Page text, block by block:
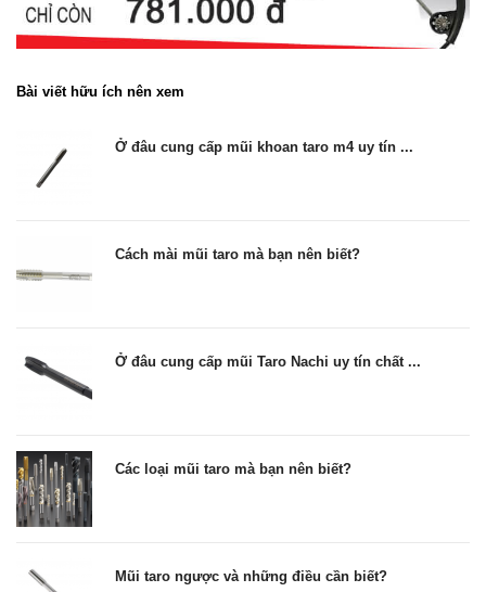
Bài viết hữu ích nên xem
Ở đâu cung cấp mũi khoan taro m4 uy tín ...
Cách mài mũi taro mà bạn nên biết?
Ở đâu cung cấp mũi Taro Nachi uy tín chất ...
Các loại mũi taro mà bạn nên biết?
Mũi taro ngược và những điều cần biết?